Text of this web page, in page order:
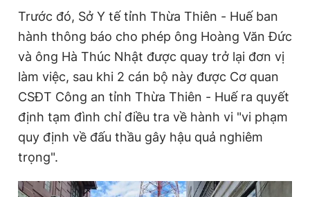
Trước đó, Sở Y tế tỉnh Thừa Thiên - Huế ban
hành thông báo cho phép ông Hoàng Văn Đức
và ông Hà Thúc Nhật được quay trở lại đơn vị
làm việc, sau khi 2 cán bộ này được Cơ quan
CSĐT Công an tỉnh Thừa Thiên - Huế ra quyết
định tạm đình chỉ điều tra về hành vi "vi phạm
quy định về đấu thầu gây hậu quả nghiêm
trọng".